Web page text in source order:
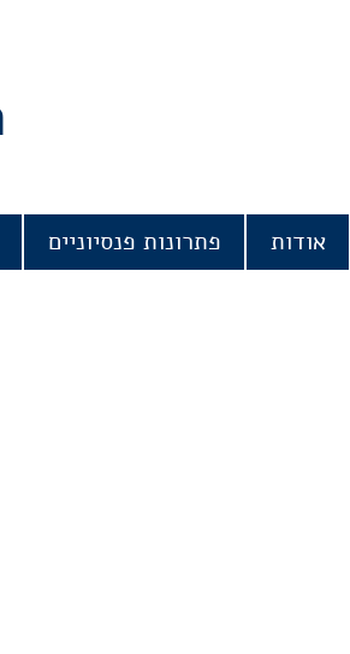
אודות פתרונות פנסיוניים